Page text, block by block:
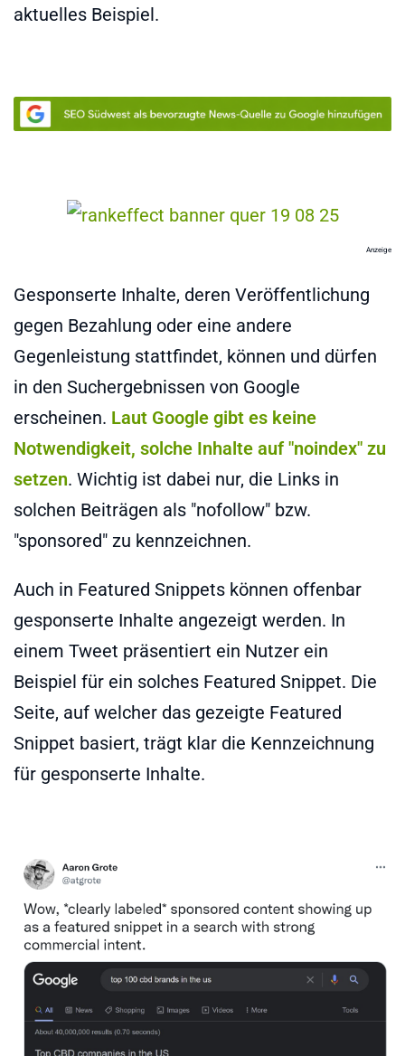
aktuelles Beispiel.
Anzeige
Gesponserte Inhalte, deren Veröffentlichung
gegen Bezahlung oder eine andere
Gegenleistung stattfindet, können und dürfen
in den Suchergebnissen von Google
erscheinen. Laut Google gibt es keine
Notwendigkeit, solche Inhalte auf "noindex" zu
setzen. Wichtig ist dabei nur, die Links in
solchen Beiträgen als "nofollow" bzw.
"sponsored" zu kennzeichnen.
Auch in Featured Snippets können offenbar
gesponserte Inhalte angezeigt werden. In
einem Tweet präsentiert ein Nutzer ein
Beispiel für ein solches Featured Snippet. Die
Seite, auf welcher das gezeigte Featured
Snippet basiert, trägt klar die Kennzeichnung
für gesponserte Inhalte.